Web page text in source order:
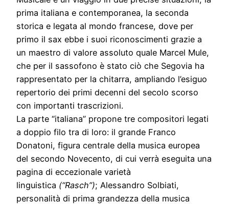
prima italiana e contemporanea, la seconda
storica e legata al mondo francese, dove per
primo il sax ebbe i suoi riconoscimenti grazie a
un maestro di valore assoluto quale Marcel Mule,
che per il sassofono è stato ciò che Segovia ha
rappresentato per la chitarra, ampliando l’esiguo
repertorio dei primi decenni del secolo scorso
con importanti trascrizioni.
La parte “italiana” propone tre compositori legati
a doppio filo tra di loro: il grande Franco
Donatoni, figura centrale della musica europea
del secondo Novecento, di cui verrà eseguita una
pagina di eccezionale varietà
linguistica (“Rasch”); Alessandro Solbiati,
personalità di prima grandezza della musica